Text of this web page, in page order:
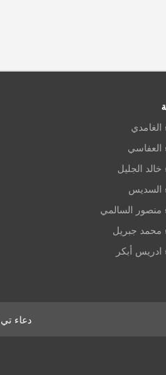
الغامدي
العفاسي
خالد الجليل
السديس
منصور السالمي
محمد جبريل
ادريس أبكر
دعاء تي